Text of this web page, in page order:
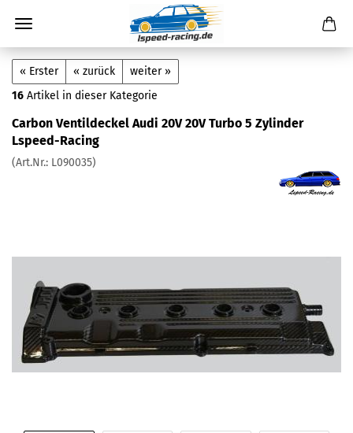
« Erster « zurück
weiter »
16 Artikel in dieser Kategorie
Carbon Ventildeckel Audi 20V 20V Turbo 5 Zylinder
Lspeed-Racing
(Art.Nr.: L090035)